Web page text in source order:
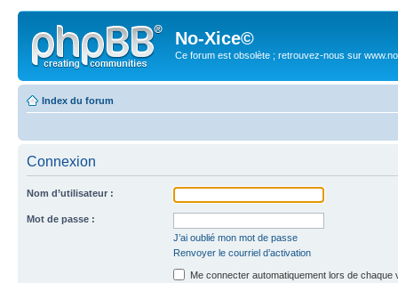
No-Xice©
Ce forum est obsolète ; retrouvez-nous sur
Index du forum
Connexion
Nom d’utilisateur :
Mot de passe :
J’ai oublié mon mot de passe
Renvoyer le courriel d’activation
Me connecter automatiquement lors de chaque